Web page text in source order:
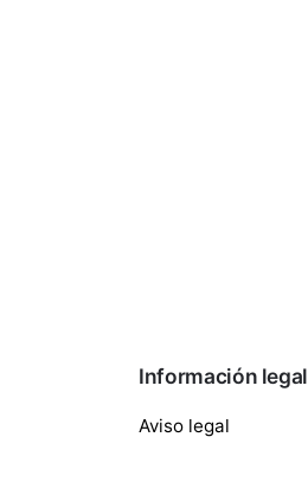
Información legal
Aviso legal